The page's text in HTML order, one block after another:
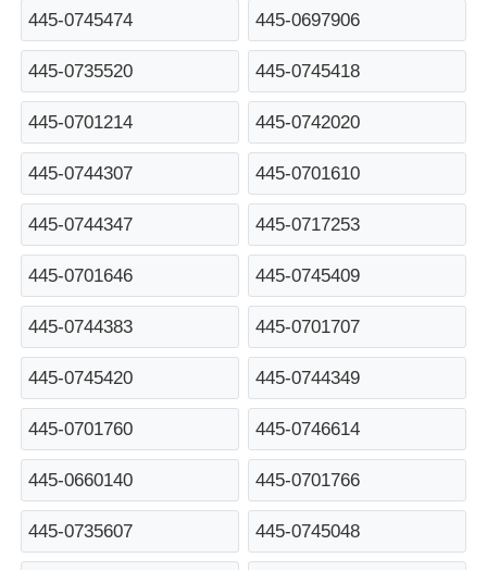
Glory NMD ATM-Teile
OKI ATM-Teile
Genmega ATM -Teile
Rechnungsprüfer
Banknoten-Sortierer
Rechnungszähler
Karten-Drucker
Pos-Maschine
445-0745474 445-0697906
445-0735520 445-0745418
445-0701214 445-0742020
445-0744307 445-0701610
445-0744347 445-0717253
445-0701646 445-0745409
445-0744383 445-0701707
445-0745420 445-0744349
445-0701760 445-0746614
445-0660140 445-0701766
445-0735607 445-0745048